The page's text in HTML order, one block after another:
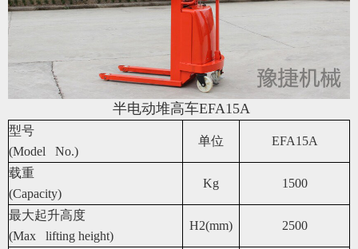
半电动堆高车EFA15A
型号
(Model No.)
单位 EFA15A
载重
(Capacity)
Kg 1500
最大起升高度
(Max lifting height)
H2(mm) 2500